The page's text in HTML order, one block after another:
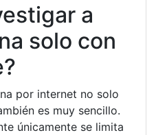
a
solo con
por internet no solo
es muy sencillo.
únicamente se limita